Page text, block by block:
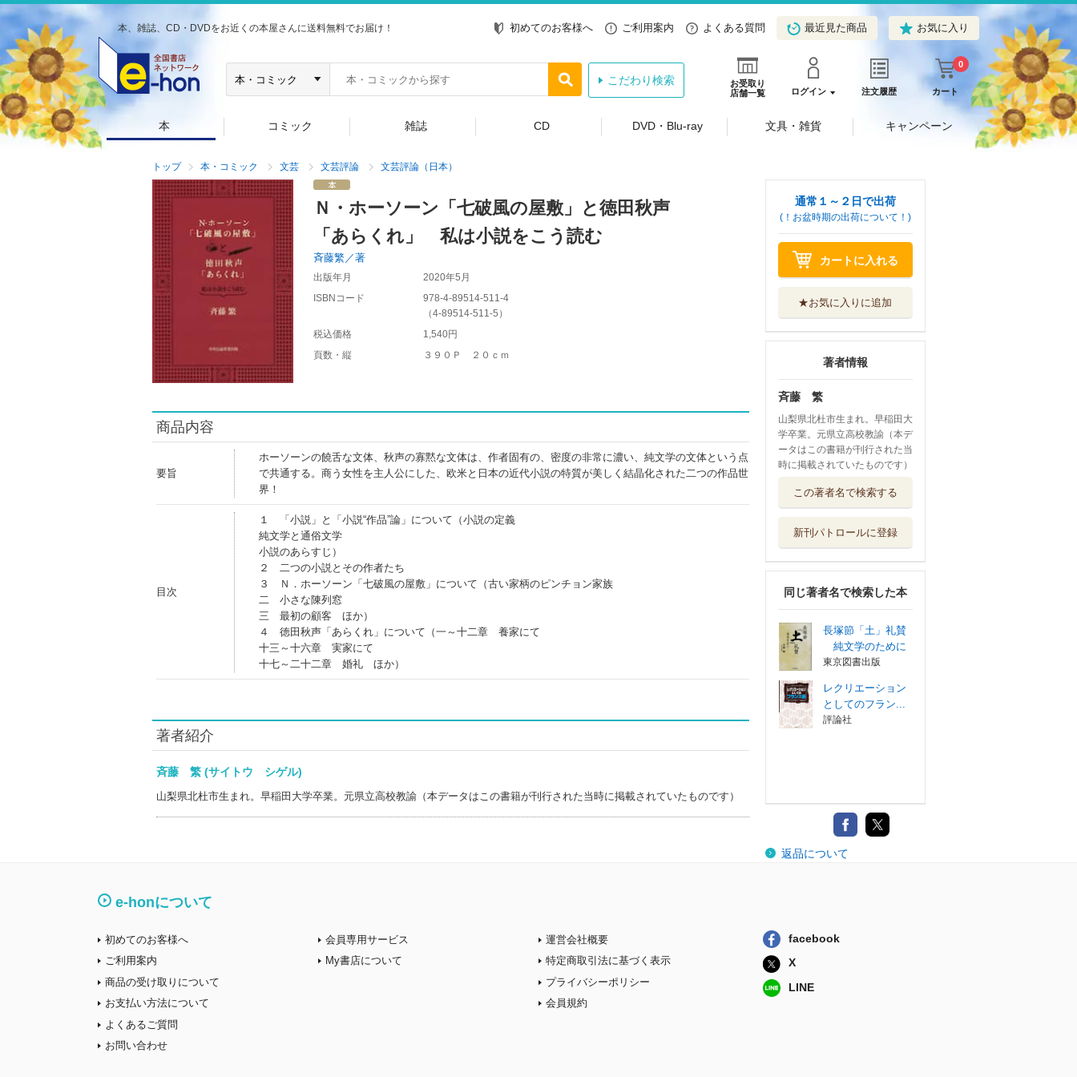
本、雑誌、CD・DVDをお近くの本屋さんに送料無料でお届け！ 初めてのお客様へ ご利用案内 よくある質問 最近見た商品 お気に入り
お受取り
店舗一覧
ログイン 注文履歴 カート
0
こだわり検索
本 コミック 雑誌 CD DVD・Blu-ray 文具・雑貨 キャンペーン
トップ 本・コミック 文芸 文芸評論 文芸評論（日本）
Ｎ・ホーソーン「七破風の屋敷」と徳田秋声
「あらくれ」 私は小説をこう読む
斉藤繁／著
出版年月
2020年5月
ISBNコード
978-4-89514-511-4
（4-89514-511-5 ）
税込価格
1,540円
頁数・縦
３９０Ｐ ２０ｃｍ
商品内容
要旨
ホーソーンの饒舌な文体、秋声の寡黙な文体は、作者固有の、密度の非常に濃い、純文学の文体という点
で共通する。商う女性を主人公にした、欧米と日本の近代小説の特質が美しく結晶化された二つの作品世
界！
目次
１ 「小説」と「小説“作品”論」について（小説の定義
純文学と通俗文学
小説のあらすじ）
２ 二つの小説とその作者たち
３ Ｎ．ホーソーン「七破風の屋敷」について（古い家柄のピンチョン家族
二 小さな陳列窓
三 最初の顧客 ほか）
４ 徳田秋声「あらくれ」について（一～十二章 養家にて
十三～十六章 実家にて
十七～二十二章 婚礼 ほか）
著者紹介
斉藤 繁 (サイトウ シゲル)
山梨県北杜市生まれ。早稲田大学卒業。元県立高校教諭（本データはこの書籍が刊行された当時に掲載されていたものです）
通常１～２日で出荷
(！お盆時期の出荷について！)
カートに入れる
★お気に入りに追加
著者情報
斉藤 繁
山梨県北杜市生まれ。早稲田大
学卒業。元県立高校教諭（本デ
ータはこの書籍が刊行された当
時に掲載されていたものです）
この著者名で検索する
新刊パトロールに登録
同じ著者名で検索した本
長塚節「土」礼賛
純文学のために
東京図書出版
レクリエーション
としてのフラン...
評論社
返品について
e-honについて
初めてのお客様へ
ご利用案内
商品の受け取りについて
お支払い方法について
よくあるご質問
お問い合わせ
会員専用サービス
My書店について
運営会社概要
特定商取引法に基づく表示
プライバシーポリシー
会員規約
facebook
X
LINE